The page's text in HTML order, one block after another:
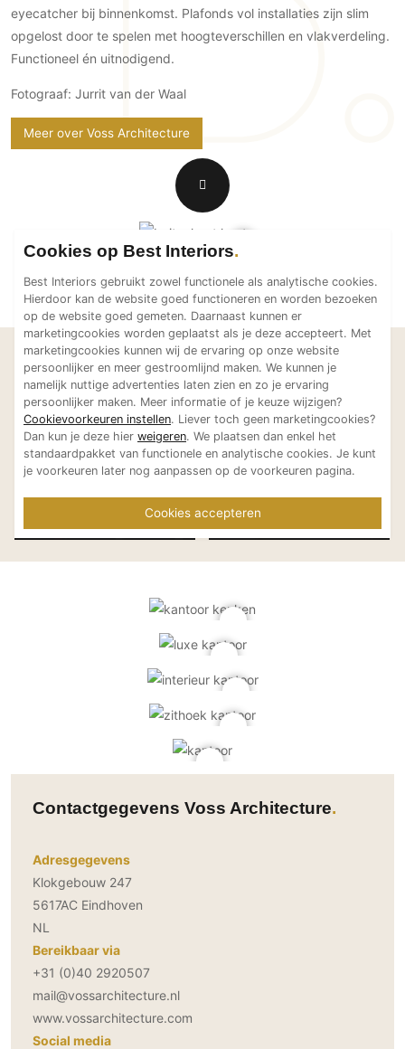
Technologie
Audio/Video
Domotica
Mirror TV
Fitnessapparatuur
Aannemers Interieur
Akoestiek
Binnenzwembaden
Wellness
Wijnkelder en wijnkasten
eyecatcher bij binnenkomst. Plafonds vol installaties zijn slim
opgelost door te spelen met hoogteverschillen en vlakverdeling.
Functioneel én uitnodigend.
Fotograaf: Jurrit van der Waal
Meer over Voss Architecture
Laat je inspireren
Bekijk meer projecten van
Voss Architecture
Hoofdkantoor Fatboy
Den Bosch
Voss Architecture
Contactgegevens Voss Architecture
Adresgegevens
Klokgebouw 247
5617AC Eindhoven
NL
Bereikbaar via
+31 (0)40 2920507
mail@vossarchitecture.nl
www.vossarchitecture.com
Social media
Cookies op Best Interiors
Best Interiors gebruikt zowel functionele als analytische cookies.
Hierdoor kan de website goed functioneren en worden bezoeken
op de website goed gemeten. Daarnaast kunnen er
marketingcookies worden geplaatst als je deze accepteert. Met
marketingcookies kunnen wij de ervaring op onze website
persoonlijker en meer gestroomlijnd maken. We kunnen je
namelijk nuttige advertenties laten zien en zo je ervaring
persoonlijker maken. Meer informatie of je keuze wijzigen?
Cookievoorkeuren instellen. Liever toch geen marketingcookies?
Dan kun je deze hier weigeren. We plaatsen dan enkel het
standaardpakket van functionele en analytische cookies. Je kunt
je voorkeuren later nog aanpassen op de voorkeuren pagina.
Cookies accepteren